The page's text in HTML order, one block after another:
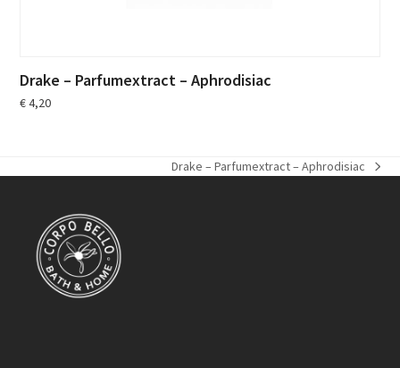
Drake – Parfumextract – Aphrodisiac
€4,20
next
Drake – Parfumextract – Aphrodisiac